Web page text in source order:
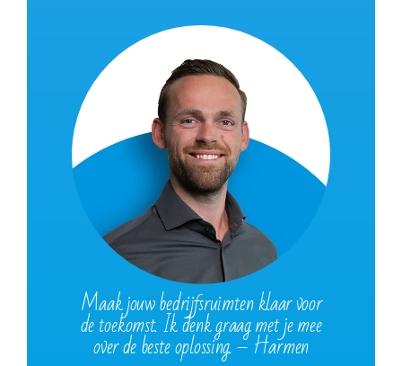
Maak jouw bedrijfsruimten klaar voor
de toekomst. Ik denk graag met je mee
over de beste oplossing. – Harmen